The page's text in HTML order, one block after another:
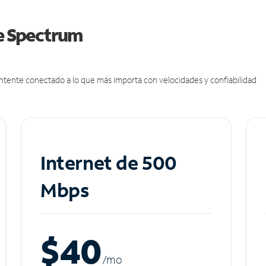
Spectrum
conectado a lo que más importa con velocidades y confiabilidad
Internet de 500
Mbps
$40/mo